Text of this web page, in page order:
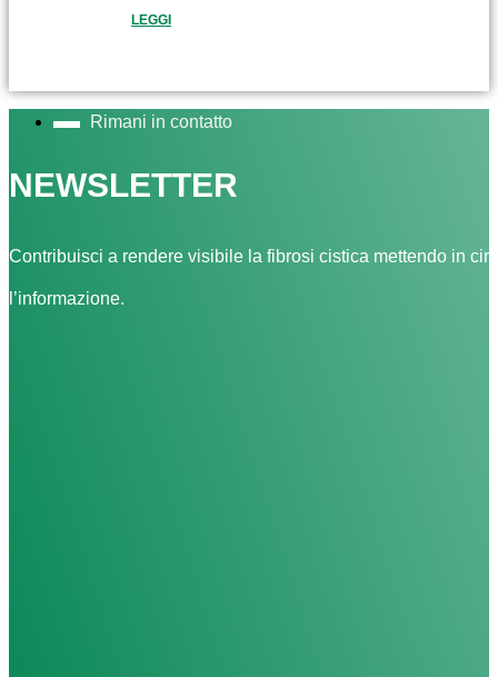
LEGGI
Rimani in contatto
NEWSLETTER
Contribuisci a rendere visibile la fibrosi cistica mettendo in
l’informazione.